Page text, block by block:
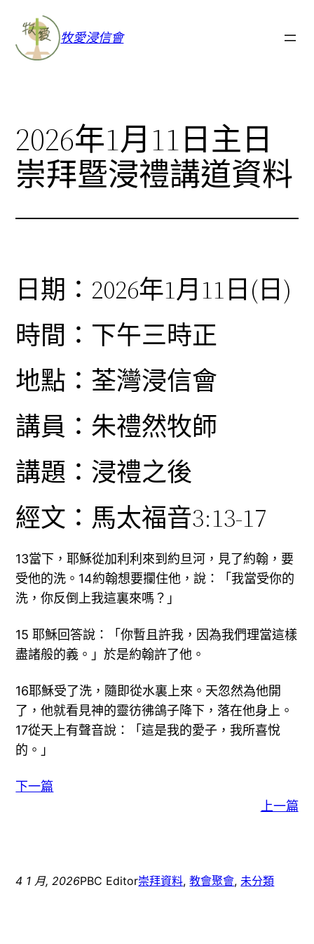
牧愛浸信會
2026年1月11日主日
崇拜暨浸禮講道資料
日期：2026年1月11日(日)
時間：下午三時正
地點：荃灣浸信會
講員：朱禮然牧師
講題：浸禮之後
經文：馬太福音3:13-17
13當下，耶穌從加利利來到約旦河，見了約翰，要
受他的洗。14約翰想要攔住他，說：「我當受你的
洗，你反倒上我這裏來嗎？」
15 耶穌回答說：「你暫且許我，因為我們理當這樣
盡諸般的義。」於是約翰許了他。
16耶穌受了洗，隨即從水裏上來。天忽然為他開
了，他就看見神的靈彷彿鴿子降下，落在他身上。
17從天上有聲音說：「這是我的愛子，我所喜悅
的。」
下一篇
上一篇
4 1 月, 2026PBC Editor崇拜資料, 教會聚會, 未分類